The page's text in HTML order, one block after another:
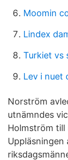
Moomin
Lindex
Turkiet vs
Lev i nuet
Norström
utnämndes
Holmström